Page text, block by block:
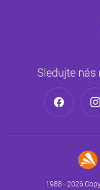
Sledujte
1988 - 2026